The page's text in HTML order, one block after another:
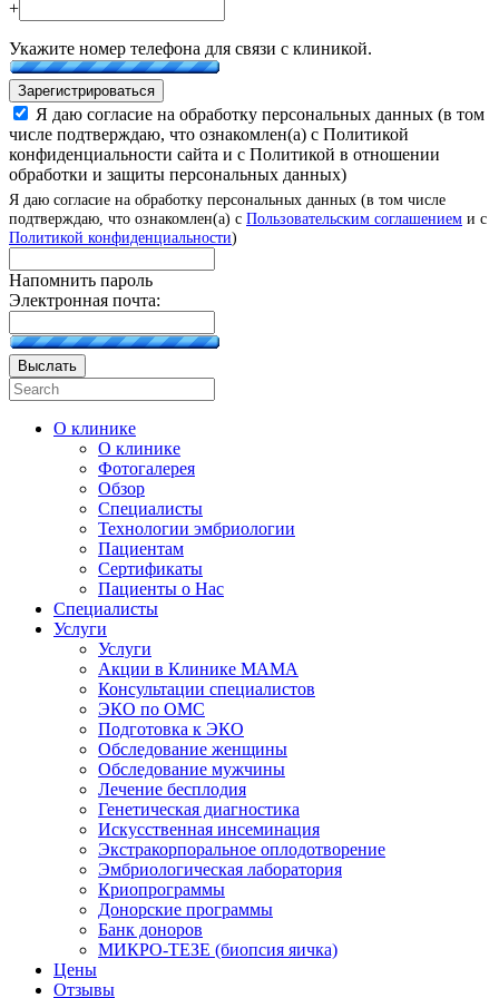
+
Укажите номер телефона для связи с клиникой.
Зарегистрироваться
Я даю согласие на обработку персональных данных (в том
числе подтверждаю, что ознакомлен(а) с Политикой
конфиденциальности сайта и с Политикой в отношении
обработки и защиты персональных данных)
Я даю согласие на обработку персональных данных (в том числе
подтверждаю, что ознакомлен(а) с Пользовательским соглашением и с
Политикой конфиденциальности)
Напомнить пароль
Электронная почта:
Выслать
О клинике
О клинике
Фотогалерея
Обзор
Специалисты
Технологии эмбриологии
Пациентам
Сертификаты
Пациенты о Нас
Специалисты
Услуги
Услуги
Акции в Клинике МАМА
Консультации специалистов
ЭКО по ОМС
Подготовка к ЭКО
Обследование женщины
Обследование мужчины
Лечение бесплодия
Генетическая диагностика
Искусственная инсеминация
Экстракорпоральное оплодотворение
Эмбриологическая лаборатория
Криопрограммы
Донорские программы
Банк доноров
МИКРО-ТЕЗЕ (биопсия яичка)
Цены
Отзывы